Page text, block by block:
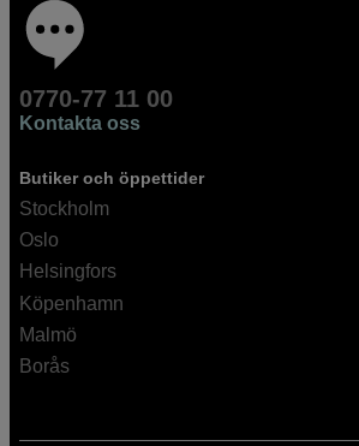
0770-77 11 00
Kontakta oss
Butiker och öppettider
Stockholm
Oslo
Helsingfors
Köpenhamn
Malmö
Borås